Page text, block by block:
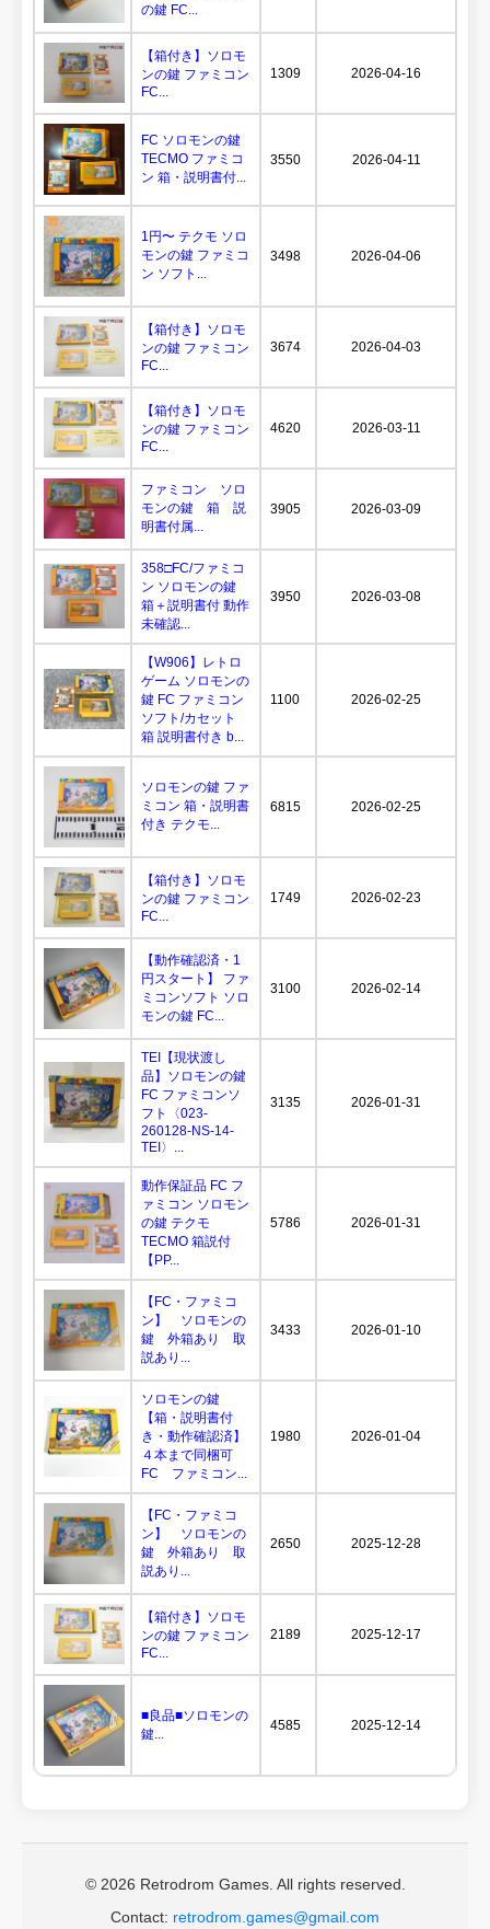
の鍵 FC...
【箱付き】ソロモ
ンの鍵 ファミコン
FC...
1309 2026-04-16
FC ソロモンの鍵
TECMO ファミコ
ン 箱・説明書付...
3550 2026-04-11
1円〜 テクモ ソロ
モンの鍵 ファミコ
ン ソフト...
3498 2026-04-06
【箱付き】ソロモ
ンの鍵 ファミコン
FC...
3674 2026-04-03
【箱付き】ソロモ
ンの鍵 ファミコン
FC...
4620 2026-03-11
ファミコン ソロ
モンの鍵 箱 説
明書付属...
3905 2026-03-09
358□FC/ファミコ
ン ソロモンの鍵
箱＋説明書付 動作
未確認...
3950 2026-03-08
【W906】レトロ
ゲーム ソロモンの
鍵 FC ファミコン
ソフト/カセット
箱 説明書付き b...
1100 2026-02-25
ソロモンの鍵 ファ
ミコン 箱・説明書
付き テクモ...
6815 2026-02-25
【箱付き】ソロモ
ンの鍵 ファミコン
FC...
1749 2026-02-23
【動作確認済・1
円スタート】 ファ
ミコンソフト ソロ
モンの鍵 FC...
3100 2026-02-14
TEI【現状渡し
品】ソロモンの鍵
FC ファミコンソ
フト〈023-
260128-NS-14-
TEI〉...
3135 2026-01-31
動作保証品 FC フ
ァミコン ソロモン
の鍵 テクモ
TECMO 箱説付
【PP...
5786 2026-01-31
【FC・ファミコ
ン】 ソロモンの
鍵 外箱あり 取
説あり...
3433 2026-01-10
ソロモンの鍵
【箱・説明書付
き・動作確認済】
４本まで同梱可
FC ファミコン...
1980 2026-01-04
【FC・ファミコ
ン】 ソロモンの
鍵 外箱あり 取
説あり...
2650 2025-12-28
【箱付き】ソロモ
ンの鍵 ファミコン
FC...
2189 2025-12-17
■良品■ソロモンの
鍵...
4585 2025-12-14
© 2026 Retrodrom Games. All rights reserved.
Contact: retrodrom.games@gmail.com